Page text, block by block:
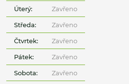
Úterý: Zavřeno
Středa: Zavřeno
Čtvrtek: Zavřeno
Pátek: Zavřeno
Sobota: Zavřeno